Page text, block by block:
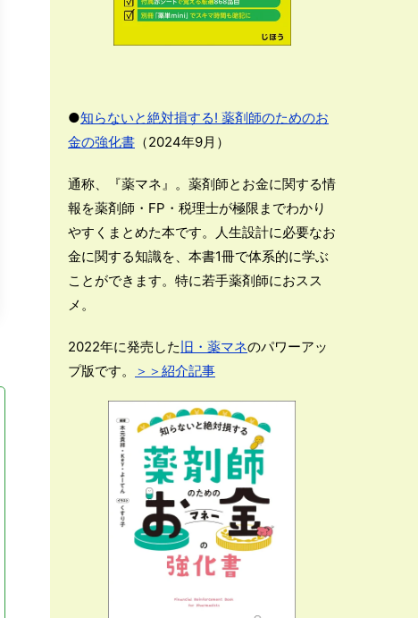
●知らないと絶対損する! 薬剤師のためのお
金の強化書 （2024年9月）
通称、『薬マネ』。薬剤師とお金に関する情
報を薬剤師・FP・税理士が極限までわかり
やすくまとめた本です。人生設計に必要なお
金に関する知識を、本書1冊で体系的に学ぶ
ことができます。特に若手薬剤師におスス
メ。
2022年に発売した旧・薬マネのパワーアッ
プ版です。
＞＞紹介記事